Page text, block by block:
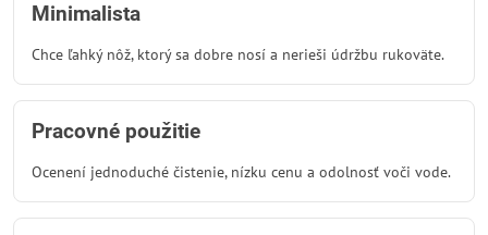
Minimalista
Chce ľahký nôž, ktorý sa dobre nosí a nerieši údržbu rukoväte.
Pracovné použitie
Ocenení jednoduché čistenie, nízku cenu a odolnosť voči vode.